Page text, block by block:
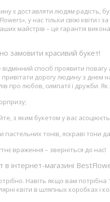
є доставляти людям радість,
у нас тільки свіжі
майстрів – це гарантія
замовити красивий букет!
спосіб проявити
привітати дорогу людину з
про любов, симпатії і дружби.
з яким букетом у вас
пастельних тонів, яскраві тони
враження – зверніться до нас!
в інтернет-магазині
Навіть якщо вам
квіти в шляпных коробках